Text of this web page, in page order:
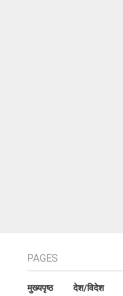
PAGES
मुख्यपृष्ठ देश/विदेश